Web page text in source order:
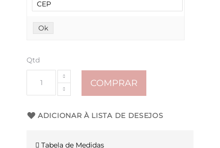
Ok
Qtd
COMPRAR
ADICIONAR À LISTA DE DESEJOS
Tabela de Medidas